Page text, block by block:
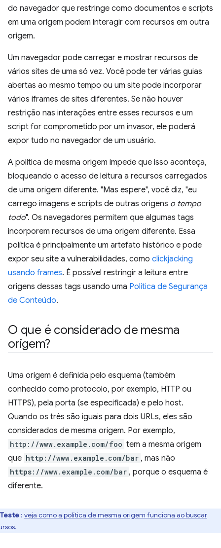
do navegador que restringe como documentos e scripts
em uma origem podem interagir com recursos em outra
origem.
Um navegador pode carregar e mostrar recursos de
vários sites de uma só vez. Você pode ter várias guias
abertas ao mesmo tempo ou um site pode incorporar
vários iframes de sites diferentes. Se não houver
restrição nas interações entre esses recursos e um
script for comprometido por um invasor, ele poderá
expor tudo no navegador de um usuário.
A política de mesma origem impede que isso aconteça,
bloqueando o acesso de leitura a recursos carregados
de uma origem diferente. "Mas espere", você diz, "eu
carrego imagens e scripts de outras origens o tempo
todo". Os navegadores permitem que algumas tags
incorporem recursos de uma origem diferente. Essa
política é principalmente um artefato histórico e pode
expor seu site a vulnerabilidades, como clickjacking
usando frames. É possível restringir a leitura entre
origens dessas tags usando uma Política de Segurança
de Conteúdo.
O que é considerado de mesma
origem?
Uma origem é definida pelo esquema (também
conhecido como protocolo, por exemplo, HTTP ou
HTTPS), pela porta (se especificada) e pelo host.
Quando os três são iguais para dois URLs, eles são
considerados de mesma origem. Por exemplo,
http://www.example.com/foo tem a mesma origem
que http ://www.example.com/bar , mas não
https://www.example.com/bar , porque o esquema é
diferente.
Teste : veja como a política de mesma origem funciona ao buscar
.